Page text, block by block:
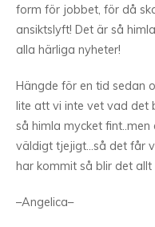
form för jobbet, för då
ansiktslyft! Det är så
alla härliga nyheter!
Hängde för en tid sedan
lite att vi inte vet vad det
så himla mycket
väldigt tjejigt…så det får
har kommit så blir det
–Angelica–